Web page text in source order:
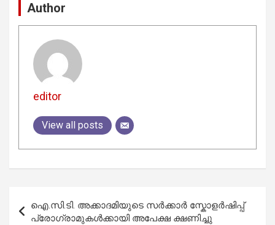
Author
editor
View all posts
navigation
ഐ.സി.ടി. അക്കാദമിയുടെ സര്‍ക്കാര്‍ സ്കോളര്‍ഷിപ്പ്‌
പ്രോഗ്രാമുകള്‍ക്കായി അപേക്ഷ ക്ഷണിച്ചു